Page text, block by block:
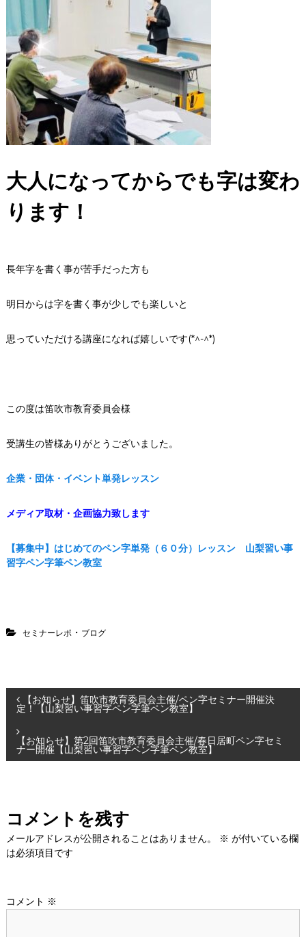
大人になってからでも字は変わ
ります！
長年字を書く事が苦手だった方も
明日からは字を書く事が少しでも楽しいと
思っていただける講座になれば嬉しいです(*^-^*)
この度は笛吹市教育委員会様
受講生の皆様ありがとうございました。
企業・団体・イベント単発レッスン
メディア取材・企画協力致します
【募集中】はじめてのペン字単発（６０分）レッスン 山梨習い事
習字ペン字筆ペン教室
セミナーレポ・ ブログ
投
稿
ナ
ゲ
ー
ョ
【お知らせ】笛吹市教育委員会主催/ペン字セミナー開催決
定！【山梨習い事習字ペン字筆ペン教室】
【お知らせ】第2回笛吹市教育委員会主催/春日居町ペン字セミ
ナー開催【山梨習い事習字ペン字筆ペン教室】
コメントを残す
メールアドレスが公開されることはありません。 ※ が付いている欄
は必須項目です
コメント ※